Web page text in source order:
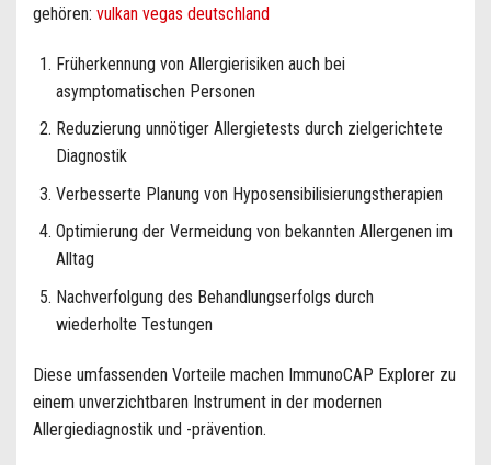
gehören: vulkan vegas deutschland
Früherkennung von Allergierisiken auch bei
asymptomatischen Personen
Reduzierung unnötiger Allergietests durch zielgerichtete
Diagnostik
Verbesserte Planung von Hyposensibilisierungstherapien
Optimierung der Vermeidung von bekannten Allergenen im
Alltag
Nachverfolgung des Behandlungserfolgs durch
wiederholte Testungen
Diese umfassenden Vorteile machen ImmunoCAP Explorer zu
einem unverzichtbaren Instrument in der modernen
Allergiediagnostik und -prävention.